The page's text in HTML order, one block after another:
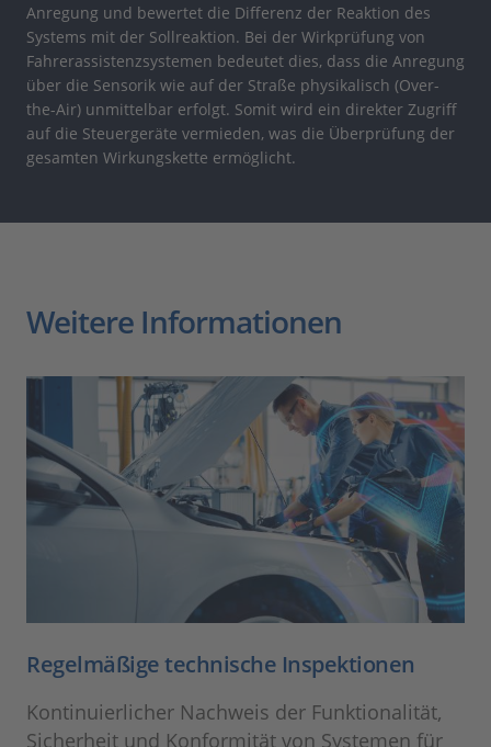
Anregung und bewertet die Differenz der Reaktion des
Systems mit der Sollreaktion. Bei der Wirkprüfung von
Fahrerassistenzsystemen bedeutet dies, dass die Anregung
über die Sensorik wie auf der Straße physikalisch (Over-
the-Air) unmittelbar erfolgt. Somit wird ein direkter Zugriff
auf die Steuergeräte vermieden, was die Überprüfung der
gesamten Wirkungskette ermöglicht.
Weitere Informationen
Regelmäßige technische Inspektionen
Kontinuierlicher Nachweis der Funktionalität,
Sicherheit und Konformität von Systemen für